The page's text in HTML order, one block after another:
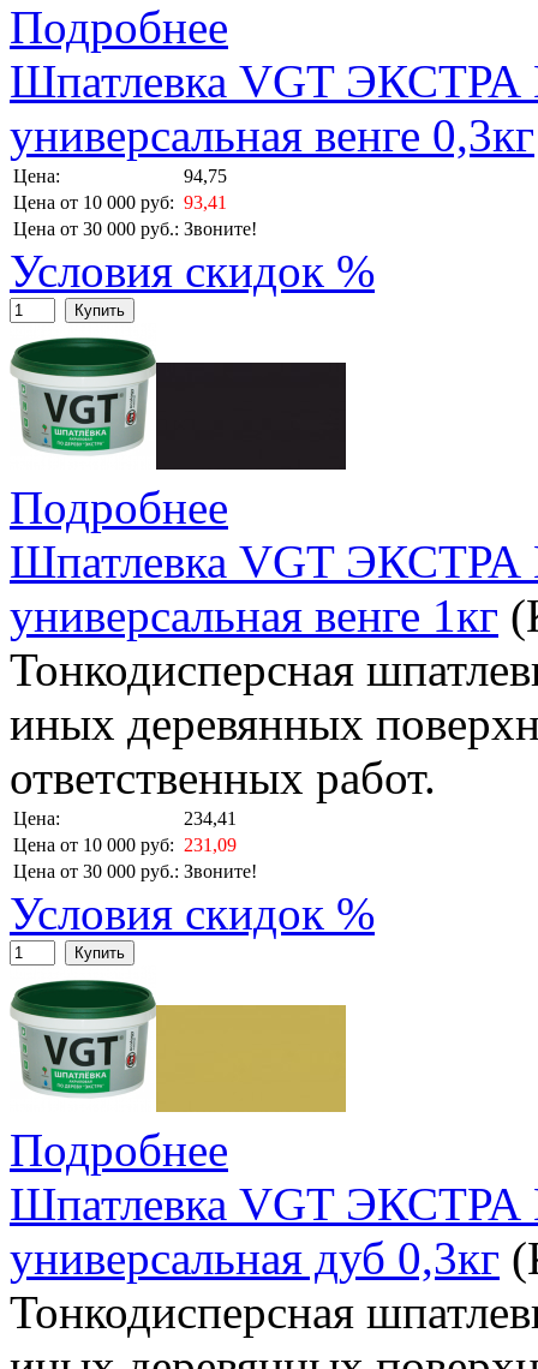
Подробнее
Шпатлевка VGT
универсальная венге 0,3кг
Цена:
94,75
Цена от 10 000 руб: 93,41
Цена от 30 000 руб.: Звоните!
Условия скидок %
Купить
Подробнее
Шпатлевка VGT
универсальная венге 1кг
Тонкодисперсная
иных деревянных
ответственных работ.
Цена:
234,41
Цена от 10 000 руб: 231,09
Цена от 30 000 руб.: Звоните!
Условия скидок %
Купить
Подробнее
Шпатлевка VGT
универсальная дуб 0,3кг
Тонкодисперсная